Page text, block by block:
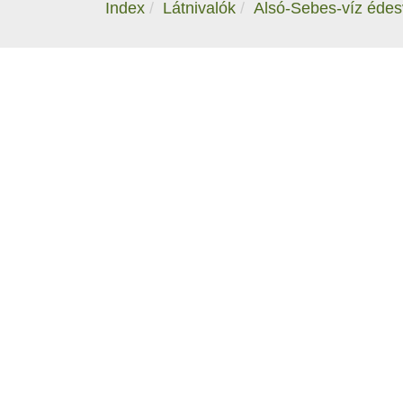
Index Látnivalók Alsó-Sebes-víz